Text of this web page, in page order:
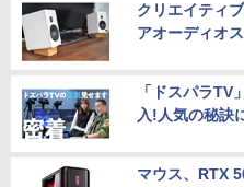
クリエイティ
アオーディオ
「ドスパラTV
入!人気の秘訣
マウス、RTX